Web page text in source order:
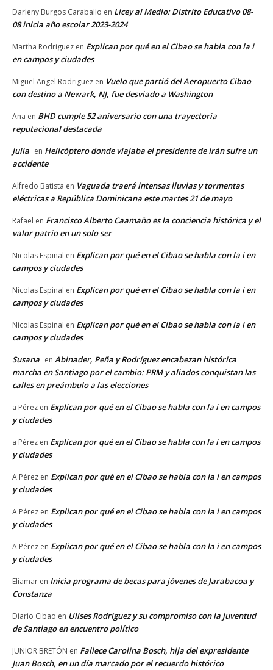
Darleny Burgos Caraballo en Licey al Medio: Distrito Educativo 08-
08 inicia año escolar 2023-2024
Martha Rodriguez en Explican por qué en el Cibao se habla con la i
en campos y ciudades
Miguel Angel Rodriguez en Vuelo que partió del Aeropuerto Cibao
con destino a Newark, NJ, fue desviado a Washington
Ana en BHD cumple 52 aniversario con una trayectoria
reputacional destacada
Julia en Helicóptero donde viajaba el presidente de Irán sufre un
accidente
Alfredo Batista en Vaguada traerá intensas lluvias y tormentas
eléctricas a República Dominicana este martes 21 de mayo
Rafael en Francisco Alberto Caamaño es la conciencia histórica y el
valor patrio en un solo ser
Nicolas Espinal en Explican por qué en el Cibao se habla con la i en
campos y ciudades
Nicolas Espinal en Explican por qué en el Cibao se habla con la i en
campos y ciudades
Nicolas Espinal en Explican por qué en el Cibao se habla con la i en
campos y ciudades
Susana en Abinader, Peña y Rodríguez encabezan histórica
marcha en Santiago por el cambio: PRM y aliados conquistan las
calles en preámbulo a las elecciones
a Pérez en Explican por qué en el Cibao se habla con la i en campos
y ciudades
a Pérez en Explican por qué en el Cibao se habla con la i en campos
y ciudades
A Pérez en Explican por qué en el Cibao se habla con la i en campos
y ciudades
A Pérez en Explican por qué en el Cibao se habla con la i en campos
y ciudades
A Pérez en Explican por qué en el Cibao se habla con la i en campos
y ciudades
Eliamar en Inicia programa de becas para jóvenes de Jarabacoa y
Constanza
Diario Cibao en Ulises Rodríguez y su compromiso con la juventud
de Santiago en encuentro político
JUNIOR BRETÓN en Fallece Carolina Bosch, hija del expresidente
Juan Bosch, en un día marcado por el recuerdo histórico